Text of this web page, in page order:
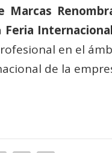
Marcas
Feria
en el
de la